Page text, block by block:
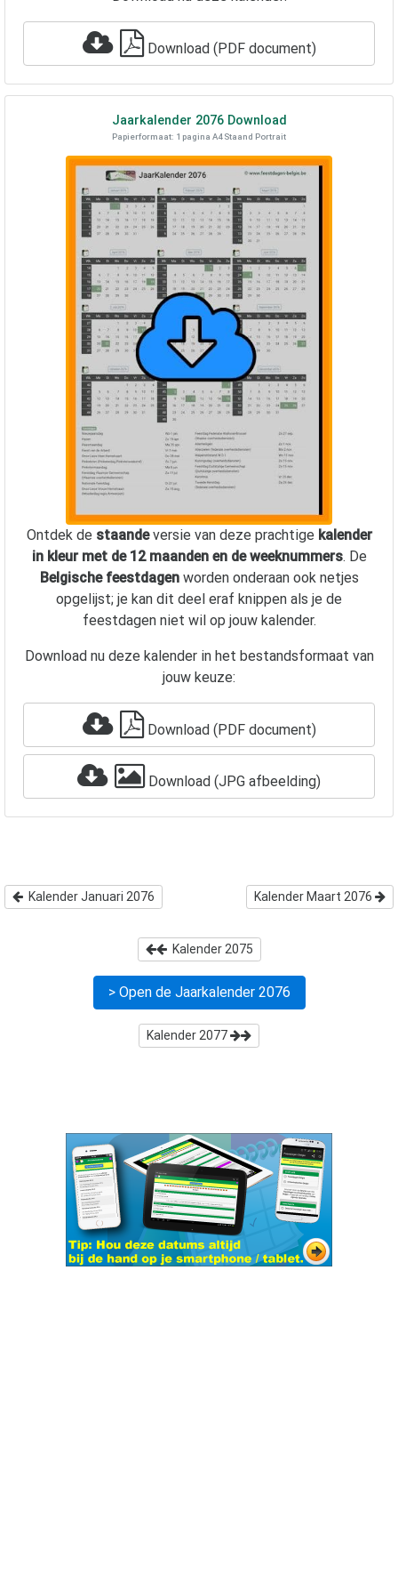
Download (PDF document)
Jaarkalender 2076Download
Papierformaat: 1 pagina A4 Staand Portrait
Ontdek de staandeversie van deze prachtige kalender
in kleur met de 12 maanden en de weeknummers. De
Belgische feestdagenworden onderaan ook netjes
opgelijst; je kan dit deel eraf knippen als je de
feestdagen niet wil op jouw kalender.
Download nu deze kalender in het bestandsformaat van
jouw keuze:
Download (PDF document)
Download (JPG afbeelding)
Kalender Januari 2076 Kalender Maart 2076
Kalender 2075
> Open de Jaarkalender 2076
Kalender 2077